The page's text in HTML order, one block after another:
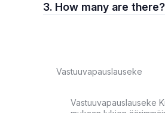
3. How many are there?
Vastuuvapauslauseke
Vastuuvapauslauseke